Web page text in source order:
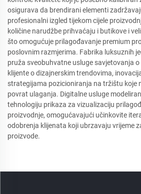
osigurava da brendirani elementi
profesionalni izgled tijekom cijele
količine narudžbe prihvaćaju i butikove i
što omogućuje prilagođavanje premium
poslovnim razmjerima. Fabrika luksuznih
pruža sveobuhvatne usluge savjetovanja
klijente o dizajnerskim trendovima,
strategijama pozicioniranja na tržištu koje
povrat ulaganja. Digitalne usluge
tehnologiju prikaza za vizualizaciju
proizvodnje, omogućavajući učinkovite
odobrenja klijenata koji ubrzavaju vrijeme
proizvode.